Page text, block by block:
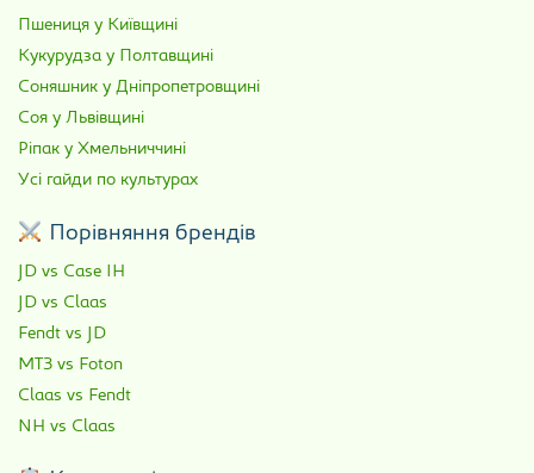
Пшениця у Київщині
Кукурудза у Полтавщині
Соняшник у Дніпропетровщині
Соя у Львівщині
Ріпак у Хмельниччині
Усі гайди по культурах
Порівняння брендів
JD vs Case IH
JD vs Claas
Fendt vs JD
МТЗ vs Foton
Claas vs Fendt
NH vs Claas